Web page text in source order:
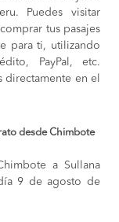
Puedes visitar
tus pasajes
para ti, utilizando
PayPal, etc.
directamente en el
desde Chimbote
a Sullana
9 de agosto de